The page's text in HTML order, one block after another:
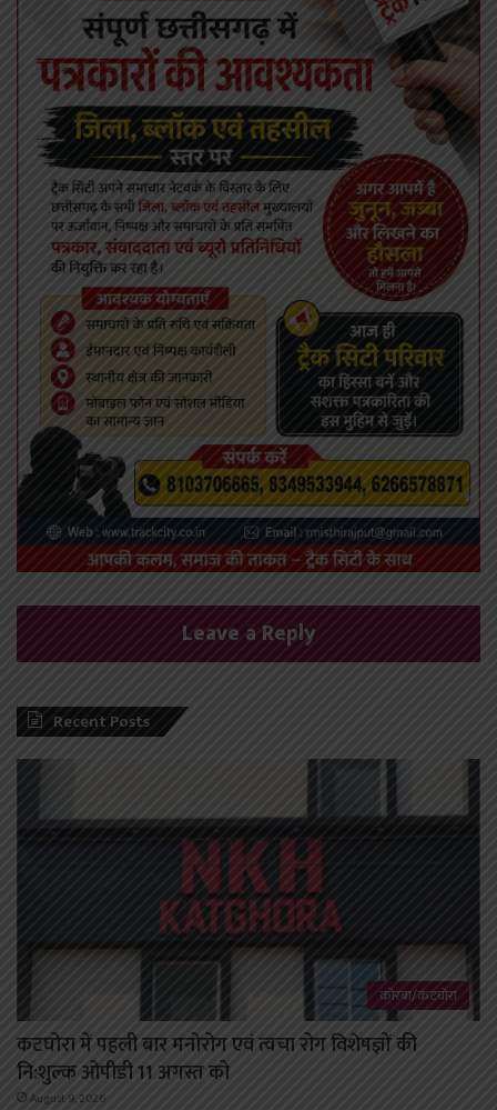
Leave a Reply
Recent Posts
कोरबा/कटघोरा
कटघोरा में पहली बार मनोरोग एवं त्वचा रोग विशेषज्ञों की
नि:शुल्क ओपीडी 11 अगस्त को
August 9, 2026